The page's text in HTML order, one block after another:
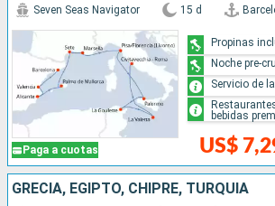
Paga a cuotas
Seven Seas Navigator 15 d
US$
Propinas
Noche pre-
Servicio de
bebidas
GRECIA, EGIPTO, CHIPRE, TURQUÍA